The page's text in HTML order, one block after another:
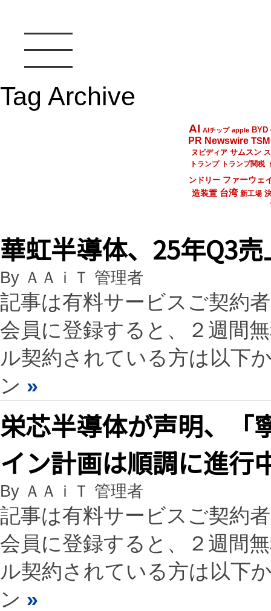
Tag Archive
AI AIチップ apple BYD
PR Newswire
ヌビディア サムスン
トランプ
トランプ関税
ンドリー ファーウェ
造装置 台湾 新工場
華虹半導体、25年Q3
By ＡＡｉＴ 管理者
記事は有料サービスご契約
会員に登録すると、２週間
ル契約されている方は以下
ン »
栄芯半導体が声明、「
イン計画は順調に進行
By ＡＡｉＴ 管理者
記事は有料サービスご契約
会員に登録すると、２週間
ル契約されている方は以下
ン »